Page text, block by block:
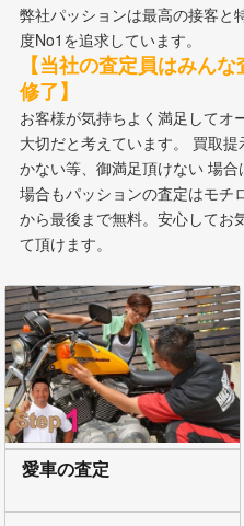
弊社パッションは最高の接客と
度No1を追求しています。
【当社の査定員はみん
修了】
お客様が気持ちよく満足してオ
大切だと考えています。 買取提示価格がお客様のご希望金額に届
かない等、御満足頂けない 場
場合もパッションの査定はモチロン無料です
から最後まで無料。安心してお
て頂けます。
愛車の査定